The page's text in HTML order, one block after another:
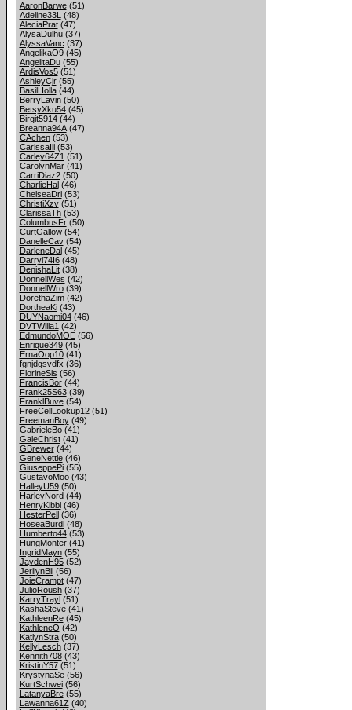
AaronBarwe(51)
Adeline33L (48)
AleciaPrat(47)
AlysaDulhu(37)
AlyssaVanc (37)
AngelikaO9(45)
AngelitaDu(55)
ArdisVos5(51)
AshleyCjr(55)
BasilHolla(44)
BerryLavin(50)
BetsyXku54(45)
Birgit5914(44)
Breanna94A(47)
CAchen(53)
CarissaIli(53)
Carley64Z1 (51)
CarolynMar(41)
CarriDiaz2(50)
CharlieHal(46)
ChelseaDri(53)
ChristiXzv(51)
ClarissaTh(53)
ColumbusFr(50)
CurtGallow(54)
DanelleCav(54)
DarleneDal(45)
Darryl74I6(48)
DenishaLit(38)
DonnellWes (42)
DonnellWro(39)
DorethaZim(42)
DortheaKi(43)
DUYNaomi04(46)
DVTWilla1 (42)
EdmundoMOE(56)
Enrique349(45)
ErnaOop10(41)
fgnjdgsvdfx (36)
FlorineSis (56)
FrancisBor(44)
Frank25S63(39)
FranklBuve(54)
FreeCellLookup12(51)
FreemanBoy(49)
GabrieleBo(41)
GaleChrist(41)
GBrewer(44)
GeneNettle(46)
GiuseppePi(55)
GustavoMoo(43)
HalleyU59(50)
HarleyNord(44)
HenryKibbl(46)
HesterPell(36)
HoseaBurdi(48)
Humberto44(53)
HungMonter(41)
IngridMayn(55)
JaydenH95(52)
JerilynBil(56)
JoieCrampt(47)
JulioRoush(37)
KarryTrayl(51)
KashaSteve(41)
KathleenRe(45)
KathleneO (42)
KatlynStra(50)
KellyLesch(37)
Kennith708(43)
KristinY57(51)
KrystynaSe(56)
KurtSchwei(56)
LatanyaBre(55)
Lawanna61Z (40)